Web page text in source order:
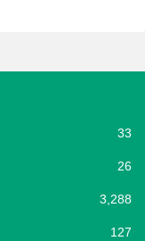
33
26
3,288
127